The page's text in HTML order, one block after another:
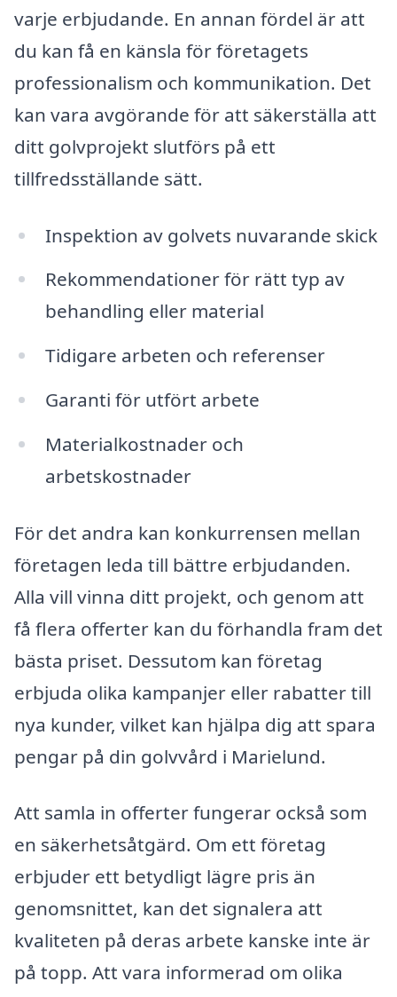
varje erbjudande. En annan fördel är att
du kan få en känsla för företagets
professionalism och kommunikation. Det
kan vara avgörande för att säkerställa att
ditt golvprojekt slutförs på ett
tillfredsställande sätt.
Inspektion av golvets nuvarande skick
Rekommendationer för rätt typ av
behandling eller material
Tidigare arbeten och referenser
Garanti för utfört arbete
Materialkostnader och
arbetskostnader
För det andra kan konkurrensen mellan
företagen leda till bättre erbjudanden.
Alla vill vinna ditt projekt, och genom att
få flera offerter kan du förhandla fram det
bästa priset. Dessutom kan företag
erbjuda olika kampanjer eller rabatter till
nya kunder, vilket kan hjälpa dig att spara
pengar på din golvvård i Marielund.
Att samla in offerter fungerar också som
en säkerhetsåtgärd. Om ett företag
erbjuder ett betydligt lägre pris än
genomsnittet, kan det signalera att
kvaliteten på deras arbete kanske inte är
på topp. Att vara informerad om olika